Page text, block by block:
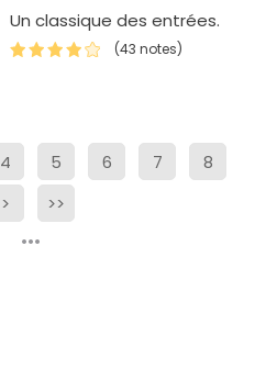
Un classique des entrées.
(43 notes)
4 5 6 7
8
>
>>